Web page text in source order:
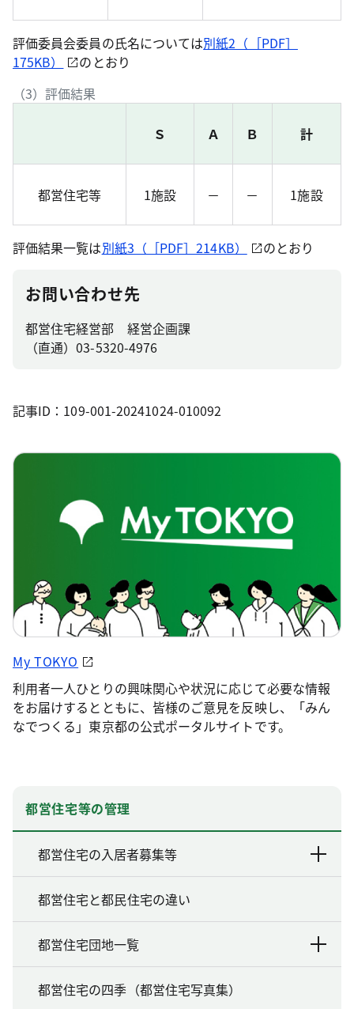
評価委員会委員の氏名については別紙2（［PDF］
175KB）
のとおり
（3）評価結果
Ｓ Ａ Ｂ 計
都営住宅等 1施設 － － 1施設
評価結果一覧は別紙3（［PDF］214KB） のとおり
お問い合わせ先
都営住宅経営部 経営企画課
（直通）03-5320-4976
記事ID：109-001-20241024-010092
My TOKYO
利用者一人ひとりの興味関心や状況に応じて必要な情報
をお届けするとともに、皆様のご意見を反映し、「みん
なでつくる」東京都の公式ポータルサイトです。
都営住宅等の管理
都営住宅の入居者募集等
都営住宅と都民住宅の違い
都営住宅団地一覧
都営住宅の四季（都営住宅写真集）